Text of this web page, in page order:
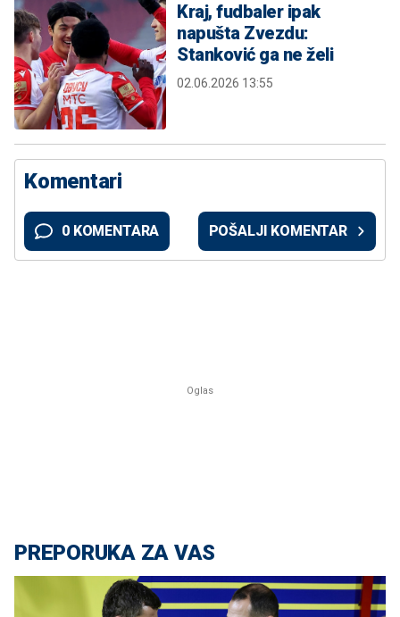
Kraj, fudbaler ipak
napušta Zvezdu:
Stanković ga ne želi
02.06.2026 13:55
Komentari
0 KOMENTARA POŠALJI KOMENTAR
PREPORUKA ZA VAS